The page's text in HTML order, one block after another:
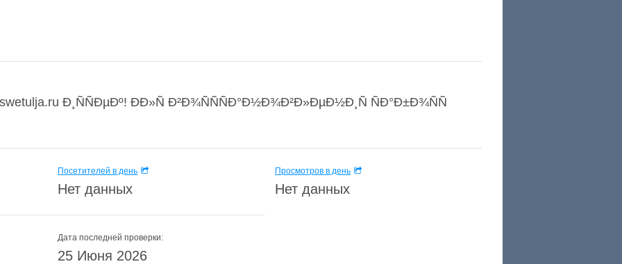
Ð¸ÑÑÐµÐº! ÐÐ»Ñ Ð²Ð¾ÑÑÑÐ°Ð½Ð¾Ð²Ð»ÐµÐ½Ð¸Ñ ÑÐ°Ð±Ð¾ÑÑ
Посетителей в день
Нет данных
Просмотров в день
Нет данных
Дата последней проверки:
25 Июня 2026